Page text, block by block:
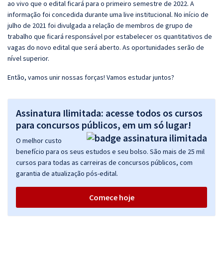
ao vivo que o edital ficará para o primeiro semestre de 2022. A
informação foi concedida durante uma live institucional. No início de
julho de 2021 foi divulgada a relação de membros de grupo de
trabalho que ficará responsável por estabelecer os quantitativos de
vagas do novo edital que será aberto. As oportunidades serão de
nível superior.
Então, vamos unir nossas forças! Vamos estudar juntos?
Assinatura Ilimitada: acesse todos os cursos
para concursos públicos, em um só lugar!
O melhor custo
benefício para os seus estudos e seu bolso. São mais de 25 mil
cursos para todas as carreiras de concursos públicos, com
garantia de atualização pós-edital.
Comece hoje